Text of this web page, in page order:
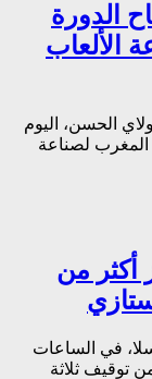
الدورة
الألعاب
الحسن، اليوم
المغرب لصناعة
أكثر من
في الساعات